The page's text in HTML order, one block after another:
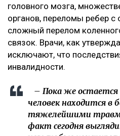
головного мозга,
органов, переломы ребер с
сложный перелом
связок. Врачи, как
исключают, что
инвалидности.
– Пока же остается
человек находится в
тяжелейшими
факт сегодня